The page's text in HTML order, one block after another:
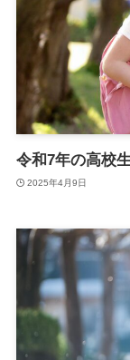
令和7年の高校
2025年4月9日